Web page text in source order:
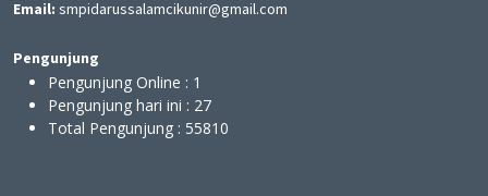
Email: smpidarussalamcikunir@gmail.com
Pengunjung
Pengunjung Online : 1
Pengunjung hari ini : 27
Total Pengunjung : 55810